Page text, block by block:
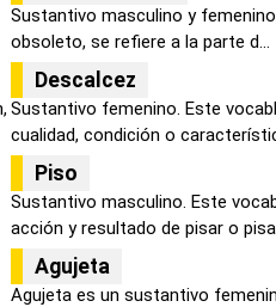
Sustantivo masculino y
obsoleto, se refiere a la parte d...
Descalcez
Sustantivo femenino. Este
cualidad, condición o
Piso
Sustantivo masculino. Este
acción y resultado de pisar o
Agujeta
Agujeta es un sustantivo